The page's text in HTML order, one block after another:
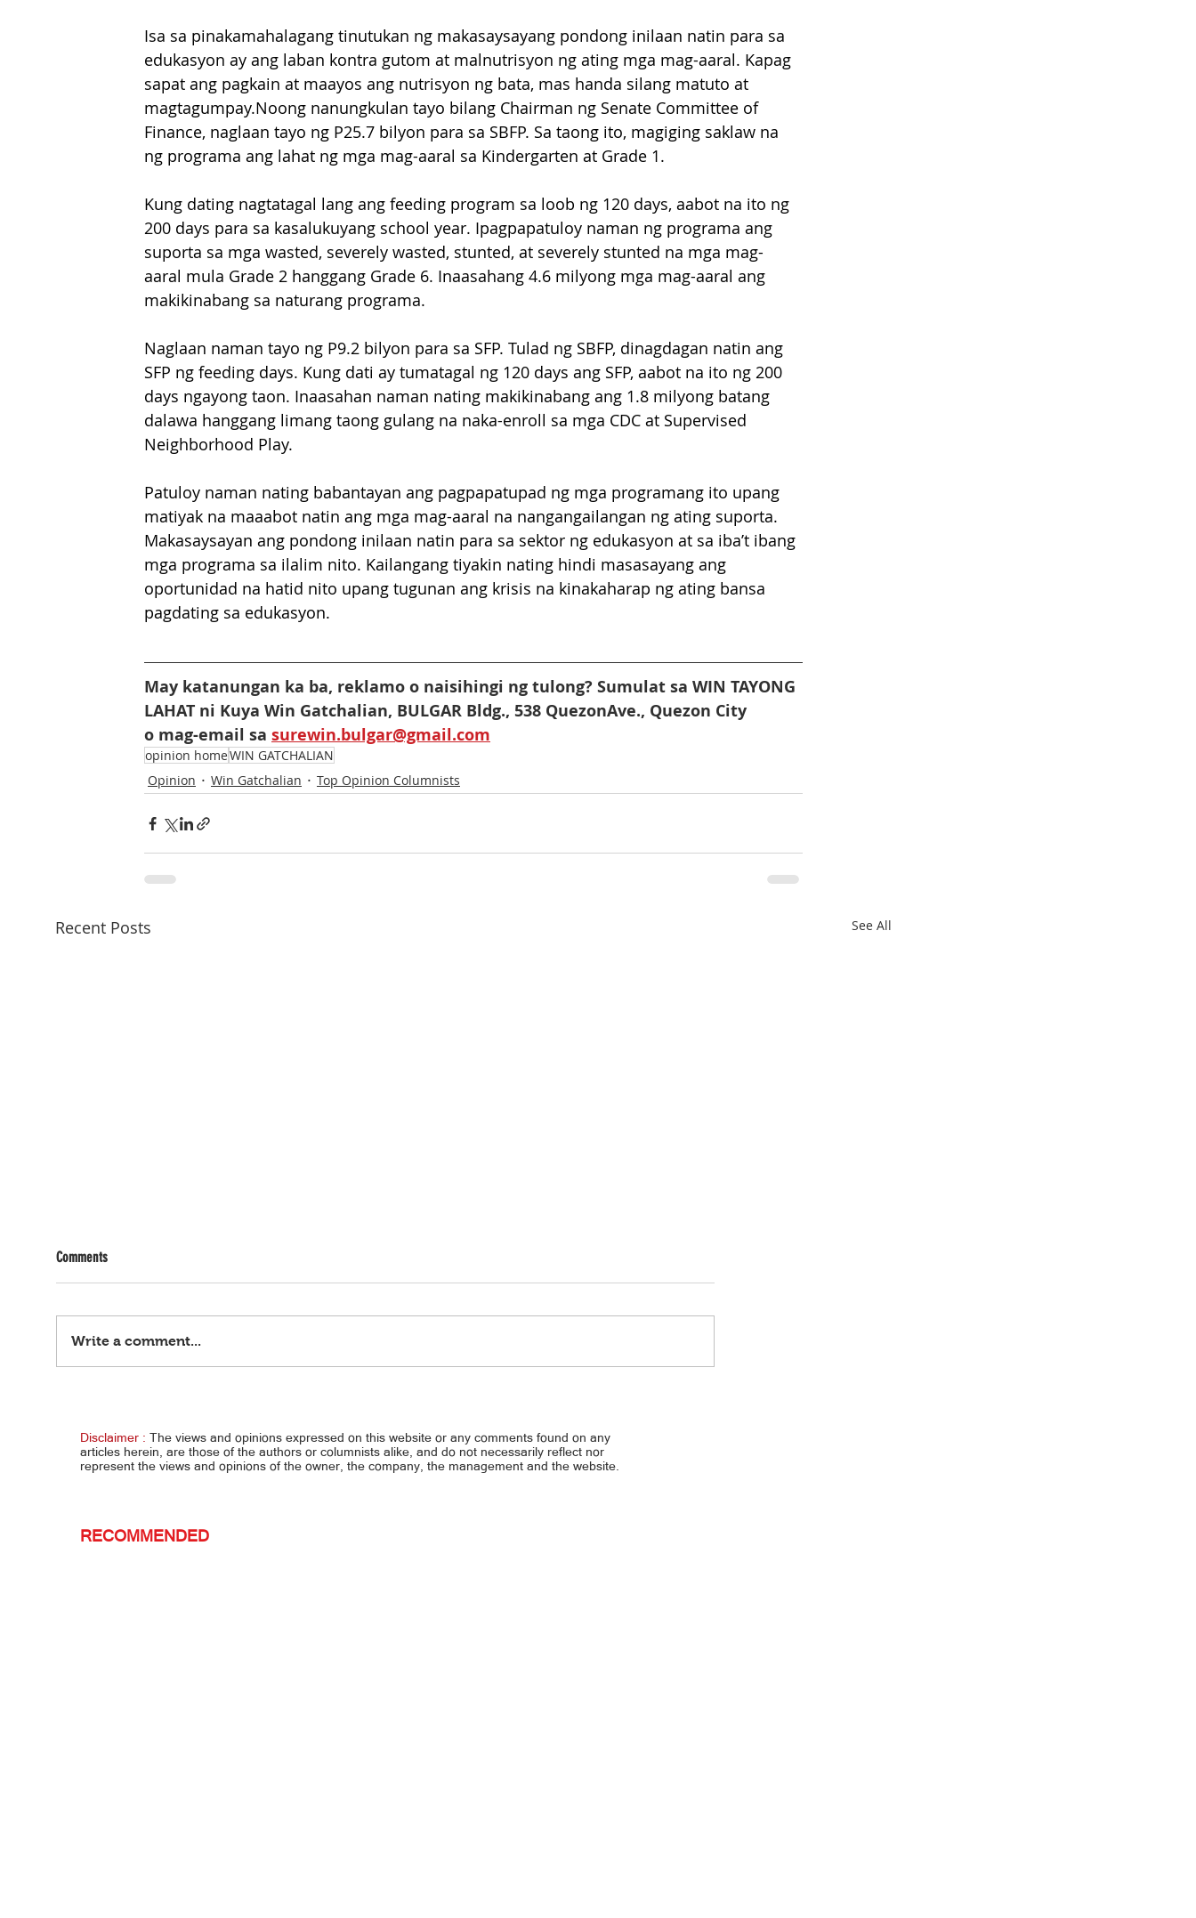
Isa sa pinakamahalagang tinutukan ng makasaysayang pondong inilaan natin para sa
edukasyon ay ang laban kontra gutom at malnutrisyon ng ating mga mag-aaral. Kapag
sapat ang pagkain at maayos ang nutrisyon ng bata, mas handa silang matuto at
magtagumpay.Noong nanungkulan tayo bilang Chairman ng Senate Committee of
Finance, naglaan tayo ng P25.7 bilyon para sa SBFP. Sa taong ito, magiging saklaw na
ng programa ang lahat ng mga mag-aaral sa Kindergarten at Grade 1.
Kung dating nagtatagal lang ang feeding program sa loob ng 120 days, aabot na ito ng
200 days para sa kasalukuyang school year. Ipagpapatuloy naman ng programa ang
suporta sa mga wasted, severely wasted, stunted, at severely stunted na mga mag-
aaral mula Grade 2 hanggang Grade 6. Inaasahang 4.6 milyong mga mag-aaral ang
makikinabang sa naturang programa.
Naglaan naman tayo ng P9.2 bilyon para sa SFP. Tulad ng SBFP, dinagdagan natin ang
SFP ng feeding days. Kung dati ay tumatagal ng 120 days ang SFP, aabot na ito ng 200
days ngayong taon. Inaasahan naman nating makikinabang ang 1.8 milyong batang
dalawa hanggang limang taong gulang na naka-enroll sa mga CDC at Supervised
Neighborhood Play.
Patuloy naman nating babantayan ang pagpapatupad ng mga programang ito upang
matiyak na maaabot natin ang mga mag-aaral na nangangailangan ng ating suporta.
Makasaysayan ang pondong inilaan natin para sa sektor ng edukasyon at sa iba’t ibang
mga programa sa ilalim nito. Kailangang tiyakin nating hindi masasayang ang
oportunidad na hatid nito upang tugunan ang krisis na kinakaharap ng ating bansa
pagdating sa edukasyon.
May katanungan ka ba, reklamo o naisihingi ng tulong? Sumulat sa WIN TAYONG
LAHAT ni Kuya Win Gatchalian, BULGAR Bldg., 538 QuezonAve., Quezon City
o mag-email sa surewin.bulgar@gmail.com
opinion homeWIN GATCHALIAN
Opinion
Win Gatchalian Top Opinion Columnists
Recent Posts See All
Comments
Write a comment...
Disclaimer : The views and opinions expressed on this website or any comments found on any
articles herein, are those of the authors or columnists alike, and do not necessarily reflect nor
represent the views and opinions of the owner, the company, the management and the website.
RECOMMENDED